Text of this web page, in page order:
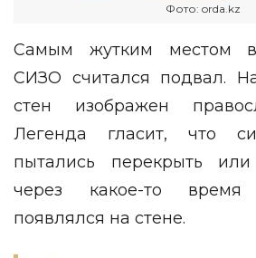
Фото: orda.kz
Cамым жутким местом
СИЗО считался подвал.
стен изображен
Легенда гласит, что
пытались перекрыть
через какое-то
появлялся на стене.